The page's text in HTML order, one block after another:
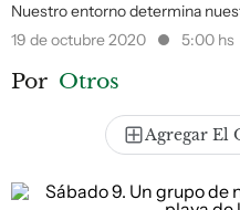
Nuestro entorno determina
19 de octubre 2020
5:00 hs
Por Otros
Agregar El